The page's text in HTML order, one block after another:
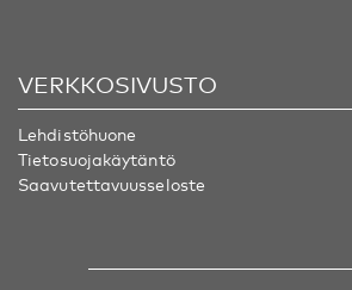
VERKKOSIVUSTO
Lehdistöhuone
Tietosuojakäytäntö
Saavutettavuusseloste